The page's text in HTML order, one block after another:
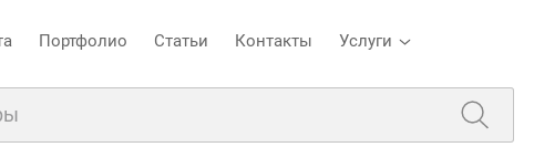
Портфолио Статьи Контакты Услуги